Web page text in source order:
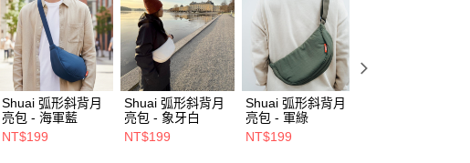
2.透過簡訊連結打開帳單後，可選擇「超商條碼／台灣大直營門市／銀行轉
帳／街口支付／iPASS MONEY」等通路繳費。
【注意事項】
1.本服務係由「台灣大哥大股份有限公司」（以下簡稱本公司）所提供，讓
用戶於交易時，得透過本服務購買商品或服務，並由商店將買賣／分期付
款買賣價金債權讓與本公司後，依約使用本公司帳單繳交帳款。
2.基於同意付款使用「大哥付你分期」之契約關係目的，商店將以您的個人
資料（包含姓名、電話或地址）提供予台灣大哥大進項蒐集、處理及利
宅配物流
每筆NT$80，滿NT$490(含以上)免運費
離島郵局
每筆NT$100，滿NT$1,500(含以上)免運費
付款後門市自取
閱讀器 / 顯示器與配件 閱讀器配件 保護套 / 保護殼 / 保護貼
Shuai 弧形斜背月
亮包 - 海軍藍
NT$199
Shuai 弧形斜背月
亮包 - 象牙白
NT$199
Shuai 弧形斜背月
亮包 - 軍綠
NT$199